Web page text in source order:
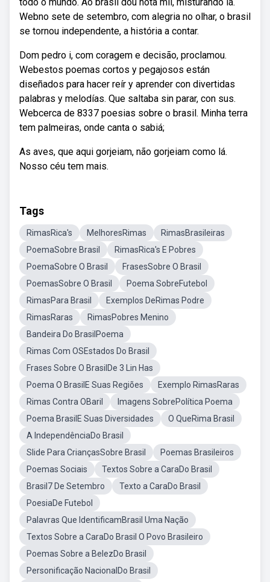
Webno sete de setembro, com alegria no olhar, o brasil
se tornou independente, a história a contar.
Dom pedro i, com coragem e decisão, proclamou.
Webestos poemas cortos y pegajosos están
diseñados para hacer reír y aprender con divertidas
palabras y melodías. Que saltaba sin parar, con sus.
Webcerca de 8337 poesias sobre o brasil. Minha terra
tem palmeiras, onde canta o sabiá;
As aves, que aqui gorjeiam, não gorjeiam como lá.
Nosso céu tem mais.
Tags
RimasRica's MelhoresRimas
RimasBrasileiras
PoemaSobre Brasil
RimasRica's E Pobres
PoemaSobre O Brasil
FrasesSobre O Brasil
PoemasSobre O Brasil
Poema SobreFutebol
RimasPara Brasil
Exemplos DeRimas Podre
RimasRaras
RimasPobres Menino
Bandeira Do BrasilPoema
Rimas Com OSEstados Do Brasil
Frases Sobre O BrasilDe 3 Lin Has
Poema O BrasilE Suas Regiões
Exemplo RimasRaras
Rimas Contra OBaril
Imagens SobrePolítica Poema
Poema BrasilE Suas Diversidades
O QueRima Brasil
A IndependênciaDo Brasil
Slide Para CriançasSobre Brasil
Poemas Brasileiros
Poemas Sociais
Textos Sobre a CaraDo Brasil
Brasil7 De Setembro
Texto a CaraDo Brasil
PoesiaDe Futebol
Palavras Que IdentificamBrasil Uma Nação
Textos Sobre a CaraDo Brasil O Povo Brasileiro
Poemas Sobre a BelezDo Brasil
Personificação NacionalDo Brasil